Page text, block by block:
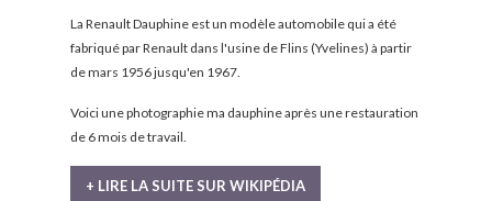
La Renault Dauphine est un modèle automobile qui a été
fabriqué par Renault dans l'usine de Flins (Yvelines) à partir
de mars 1956 jusqu'en 1967.
Voici une photographie ma dauphine après une restauration
de 6 mois de travail.
+ LIRE LA SUITE SUR WIKIPÉDIA